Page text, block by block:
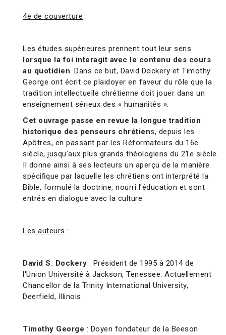
4e de couverture :
Les études supérieures prennent tout leur sens
lorsque la foi interagit avec le contenu des cours
au quotidien. Dans ce but, David Dockery et Timothy
George ont écrit ce plaidoyer en faveur du rôle que la
tradition intellectuelle chrétienne doit jouer dans un
enseignement sérieux des « humanités ».
Cet ouvrage passe en revue la longue tradition
historique des penseurs chrétiens, depuis les
Apôtres, en passant par les Réformateurs du 16e
siècle, jusqu’aux plus grands théologiens du 21e siècle.
Il donne ainsi à ses lecteurs un aperçu de la manière
spéciﬁque par laquelle les chrétiens ont interprété la
Bible, formulé la doctrine, nourri l’éducation et sont
entrés en dialogue avec la culture.
Les auteurs :
David S. Dockery : Président de 1995 à 2014 de
l'Union Université à Jackson, Tenessee. Actuellement
Chancellor de la Trinity International University,
Deerfield, Illinois.
Timothy George : Doyen fondateur de la Beeson